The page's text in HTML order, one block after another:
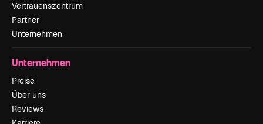
Vertrauenszentrum
Partner
Unternehmen
Unternehmen
Preise
Über uns
Reviews